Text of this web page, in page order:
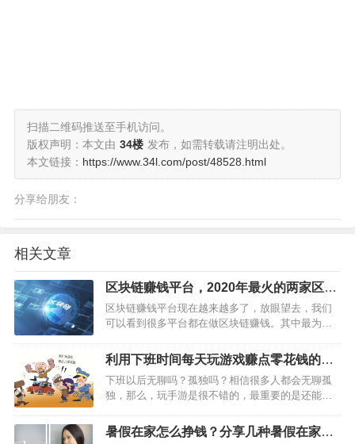
扫描二维码推送至手机访问。
版权声明：本文由 34楼 发布，如需转载请注明出处。
本文链接： https://www.34l.com/post/48528.html
分享给朋友：
相关文章
区块链赚钱平台，2020年最火的两家区块
链赚钱软件推荐
区块链赚钱平台现在越来越多了，放眼望去，我们
可以看到很多平台都在做区块链赚钱。其中最为火
台，个人觉得也很不错，在此推荐大家都做，不过
聚跑加入认证费用要2元。只要你认证好之后就可以
赚钱了。下面具体说下…
利用下班时间每天玩游戏赚点零花钱的方
法
下班以后无聊吗？孤独吗？相信很多人都会无聊孤
独，那么，玩手游是很不错的，最重要的是还能带
难，不过一天赚个15-30元是很容易的。反正业余时
间闲着也是闲着，不如利用起来多赚点零花钱吧。
暑假在家怎么挣钱？分享几种暑假在家赚